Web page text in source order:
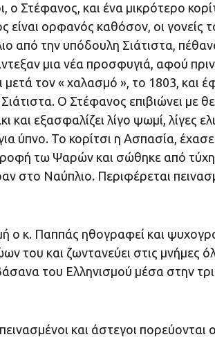
ο Στέφανος, και ένα μικρότερο
ορφανός καθόσον, οι γονείς
από την υπόδουλη Σιάτιστα,
μια νέα προσφυγιά, αφού πριν
μετά τον « χαλασμό », το 1803, και
Ο Στέφανος επιβιώνει με
και εξασφαλίζει λίγο ψωμί, λίγες
ύπνο. Το κορίτσι η Ασπασία, έχασε
τω Ψαρών και σώθηκε από τύχη
στο Ναύπλιο. Περιφέρεται
ο κ. Παππάς ηθογραφεί και
του και ζωντανεύει στις μνήμες
του Ελληνισμού μέσα στην
και άστεγοι πορεύονται